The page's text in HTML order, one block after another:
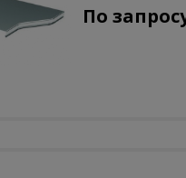
По